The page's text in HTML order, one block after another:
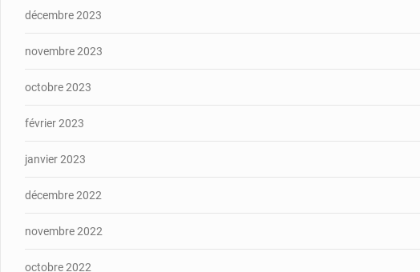
décembre 2023
novembre 2023
octobre 2023
février 2023
janvier 2023
décembre 2022
novembre 2022
octobre 2022